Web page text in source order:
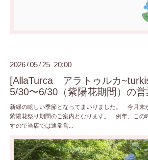
2026 /05 / 25 20:00
[AllaTurca アラトゥルカ
5/30〜6/30（紫陽花期間）の
新緑の眩しい季節となってまいりました。 今月末
紫陽花祭り期間のご案内となります。 例年、この
すので当店では通常営...